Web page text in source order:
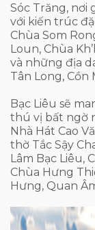
Sóc Trăng, nơi
với kiến trúc
Chùa Som
Loun, Chùa
và những địa
Tân Long, Cồn
Bạc Liêu sẽ
thú vị bất ngờ
Nhà Hát Cao
thờ Tắc Sậy
Lâm Bạc Liêu,
Chùa Hưng
Hưng, Quan